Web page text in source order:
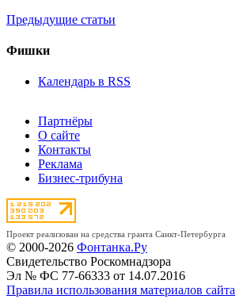
Предыдущие статьи
Фишки
Календарь в RSS
Партнёры
О сайте
Контакты
Реклама
Бизнес-трибуна
Проект реализован на средства гранта Санкт-Петербурга
© 2000-2026 Фонтанка.Ру
Свидетельство Роскомнадзора
Эл № ФС 77-66333 от 14.07.2016
Правила использования материалов сайта